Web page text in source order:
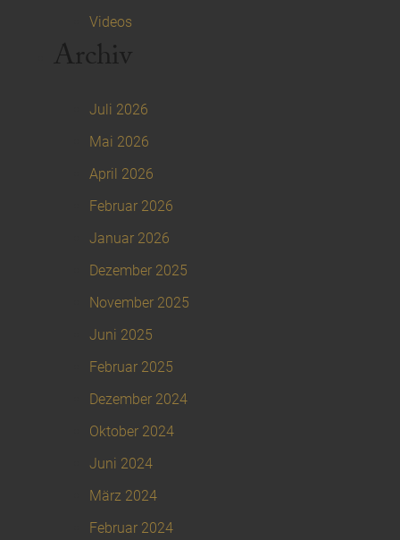
Videos
Archiv
Juli 2026
Mai 2026
April 2026
Februar 2026
Januar 2026
Dezember 2025
November 2025
Juni 2025
Februar 2025
Dezember 2024
Oktober 2024
Juni 2024
März 2024
Februar 2024